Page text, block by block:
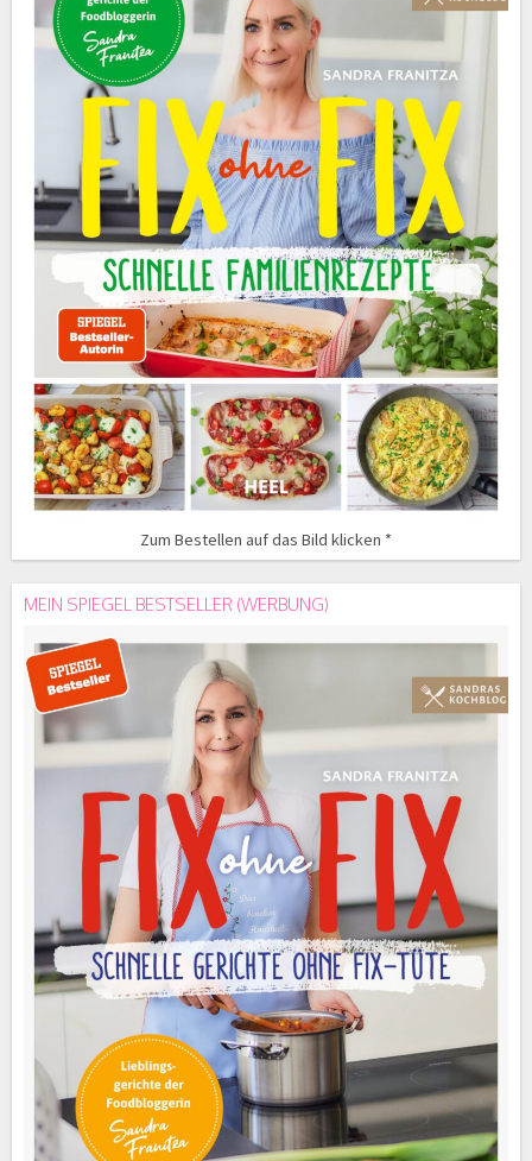
Zum Bestellen auf das Bild klicken *
MEIN SPIEGEL BESTSELLER (WERBUNG)